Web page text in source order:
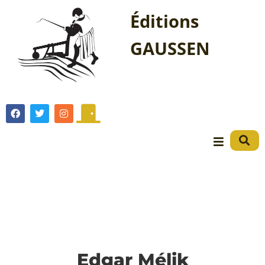
Éditions
GAUSSEN
Edgar Mélik